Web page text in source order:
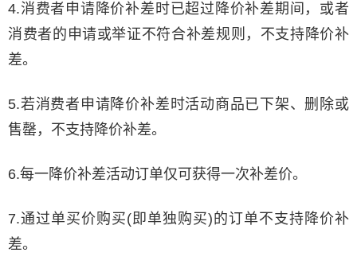
4.消费者申请降价补差时已超过降价补差期间，或者
消费者的申请或举证不符合补差规则，不支持降价补
差。
5.若消费者申请降价补差时活动商品已下架、删除或
售罄，不支持降价补差。
6.每一降价补差活动订单仅可获得一次补差价。
7.通过单买价购买(即单独购买)的订单不支持降价补
差。